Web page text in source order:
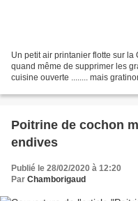
Un petit air printanier flotte sur la
quand même de supprimer les
cuisine ouverte ........ mais
Poitrine de cochon
endives
Publié le 28/02/2020 à 12:20
Par Chamborigaud